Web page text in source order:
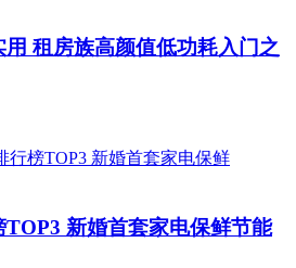
租房族高颜值低功耗入门之
TOP3 新婚首套家电保鲜节能